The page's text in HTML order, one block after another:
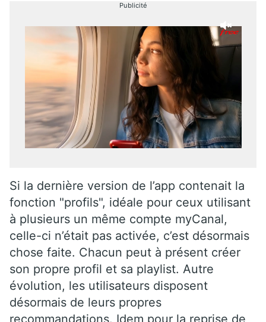
Publicité
Si la dernière version de l’app contenait la
fonction "profils", idéale pour ceux utilisant
à plusieurs un même compte myCanal,
celle-ci n’était pas activée, c’est désormais
chose faite. Chacun peut à présent créer
son propre profil et sa playlist. Autre
évolution, les utilisateurs disposent
désormais de leurs propres
recommandations. Idem pour la reprise de